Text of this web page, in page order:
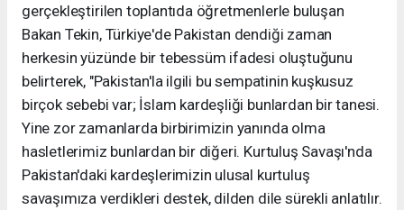
gerçekleştirilen toplantıda öğretmenlerle buluşan
Bakan Tekin, Türkiye'de Pakistan dendiği zaman
herkesin yüzünde bir tebessüm ifadesi oluştuğunu
belirterek, "Pakistan'la ilgili bu sempatinin kuşkusuz
birçok sebebi var; İslam kardeşliği bunlardan bir tanesi.
Yine zor zamanlarda birbirimizin yanında olma
hasletlerimiz bunlardan bir diğeri. Kurtuluş Savaşı'nda
Pakistan'daki kardeşlerimizin ulusal kurtuluş
savaşımıza verdikleri destek, dilden dile sürekli anlatılır.